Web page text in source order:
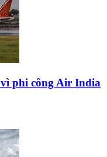
phi công Air India